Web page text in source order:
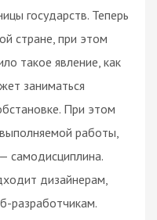
государств. Теперь
стране, при этом
такое явление, как
заниматься
При этом
работы,
самодисциплина.
дизайнерам,
разработчикам.